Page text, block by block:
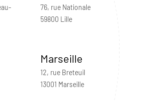
76, rue Nationale
59800 Lille
Marseille
12, rue Breteuil
13001 Marseille